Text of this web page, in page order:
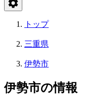
トップ
三重県
伊勢市
伊勢市の情報